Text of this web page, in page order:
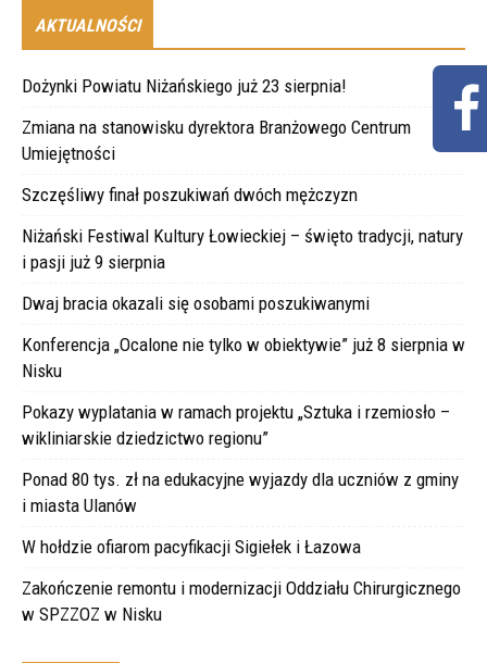
AKTUALNOŚCI
Dożynki Powiatu Niżańskiego już 23 sierpnia!
Zmiana na stanowisku dyrektora Branżowego Centrum
Umiejętności
Szczęśliwy finał poszukiwań dwóch mężczyzn
Niżański Festiwal Kultury Łowieckiej – święto tradycji, natury
i pasji już 9 sierpnia
Dwaj bracia okazali się osobami poszukiwanymi
Konferencja „Ocalone nie tylko w obiektywie” już 8 sierpnia w
Nisku
Pokazy wyplatania w ramach projektu „Sztuka i rzemiosło –
wikliniarskie dziedzictwo regionu”
Ponad 80 tys. zł na edukacyjne wyjazdy dla uczniów z gminy
i miasta Ulanów
W hołdzie ofiarom pacyfikacji Sigiełek i Łazowa
Zakończenie remontu i modernizacji Oddziału Chirurgicznego
w SPZZOZ w Nisku